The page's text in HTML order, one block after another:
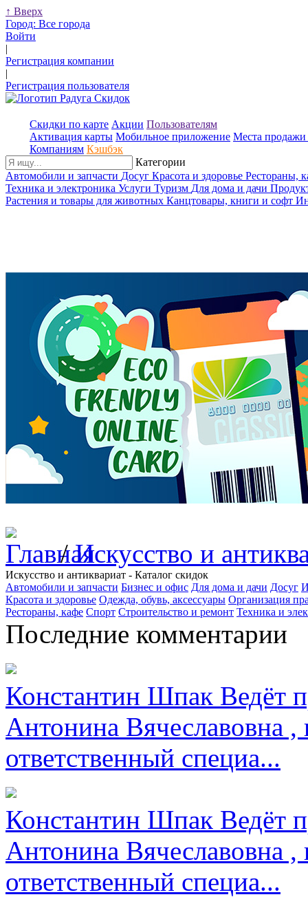
↑ Вверх
Город: Все города
Войти
|
Регистрация компании
|
Регистрация пользователя
Скидки по карте Акции Пользователям
Активация карты Мобильное приложение Места продажи
Компаниям Кэшбэк
Категории
Автомобили и запчасти Досуг Красота и здоровье Рестораны,
Техника и электроника Услуги Туризм Для дома и дачи
Растения и товары для животных Канцтовары, книги и софт
/Искусство и
Искусство и антиквариат - Каталог скидок
Автомобили и запчасти Бизнес и офис Для дома и дачи Досуг
Красота и здоровье Одежда, обувь, аксессуары Организация
Рестораны, кафе Спорт Строительство и ремонт Техника и
Последние комментарии
Константин Шпак Ведёт
Антонина Вячеславовна
ответственный специа...
Константин Шпак Ведёт
Антонина Вячеславовна
ответственный специа...